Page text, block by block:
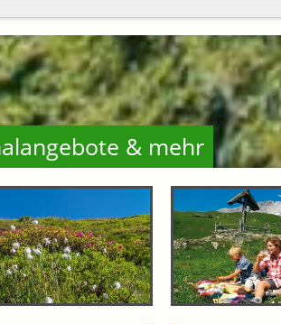
& mehr